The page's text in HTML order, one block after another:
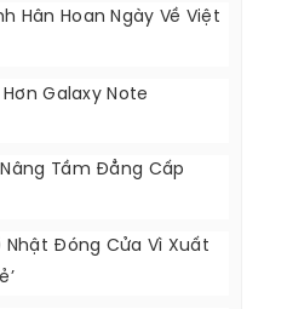
Hân Hoan Ngày Về Việt
Hơn Galaxy Note
Tầm Đẳng Cấp
Nhật Đóng Cửa Vì Xuất